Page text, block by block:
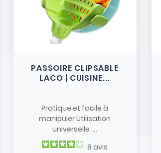
PASSOIRE CLIPSABLE
LACO | CUISINE...
Pratique et facile à
manipuler Utilisation
universelle :...
8 avis